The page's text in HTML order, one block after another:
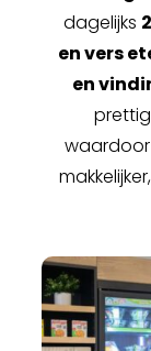
dagelijks
en vers
en